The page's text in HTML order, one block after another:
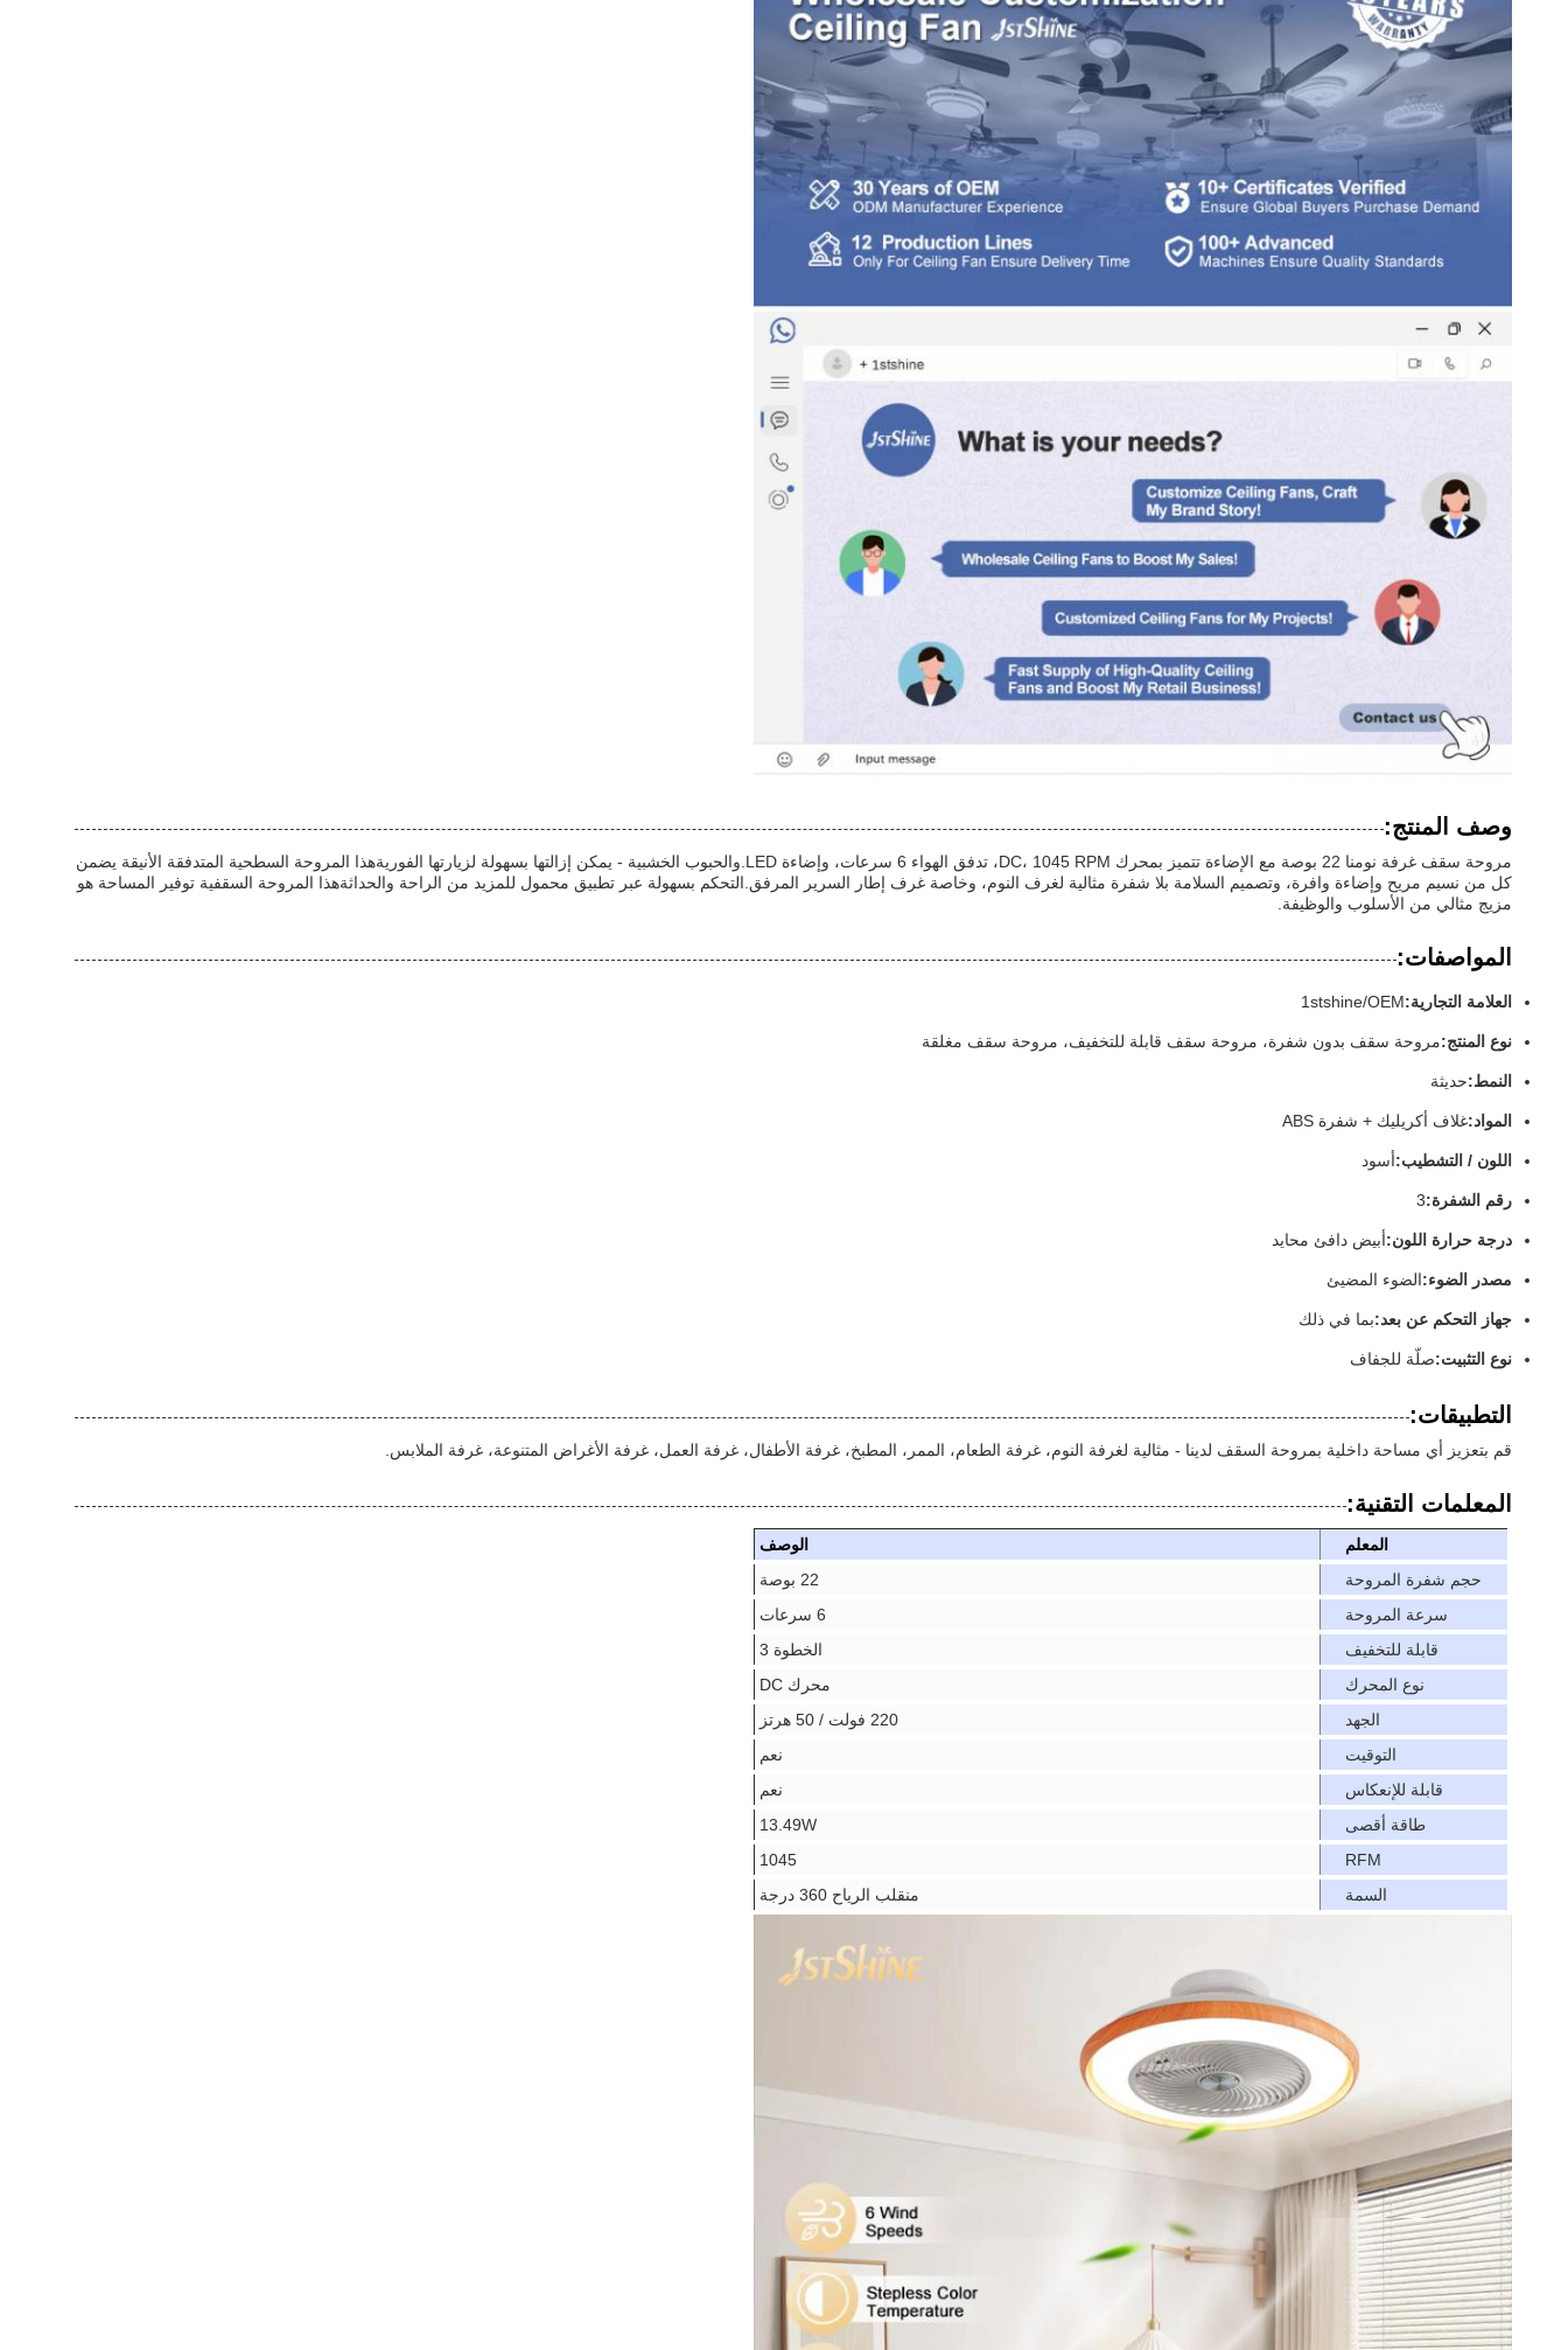
وصف المنتج:
مروحة سقف غرفة نومنا 22 بوصة مع الإضاءة تتميز بمحرك DC، 1045 RPM، تدفق الهواء 6 سرعات، وإضاءة LED.والحبوب الخشبية - يمكن إزالتها بسهولة لزيارتها الفوريةهذا المروحة السطحية المتدفقة الأنيقة يضمن
كل من نسيم مريح وإضاءة وافرة، وتصميم السلامة بلا شفرة مثالية لغرف النوم، وخاصة غرف إطار السرير المرفق.التحكم بسهولة عبر تطبيق محمول للمزيد من الراحة والحداثةهذا المروحة السقفية توفير المساحة هو
مزيج مثالي من الأسلوب والوظيفة.
المواصفات:
العلامة التجارية:1stshine/OEM
نوع المنتج:مروحة سقف بدون شفرة، مروحة سقف قابلة للتخفيف، مروحة سقف مغلقة
النمط:حديثة
المواد:غلاف أكريليك + شفرة ABS
اللون / التشطيب:أسود
رقم الشفرة:3
درجة حرارة اللون:أبيض دافئ محايد
مصدر الضوء:الضوء المضيئ
جهاز التحكم عن بعد:بما في ذلك
نوع التثبيت:صلّة للجفاف
التطبيقات:
قم بتعزيز أي مساحة داخلية بمروحة السقف لدينا - مثالية لغرفة النوم، غرفة الطعام، الممر، المطبخ، غرفة الأطفال، غرفة العمل، غرفة الأغراض المتنوعة، غرفة الملابس.
المعلمات التقنية:
المعلم
الوصف
حجم شفرة المروحة
22 بوصة
سرعة المروحة
6 سرعات
قابلة للتخفيف
الخطوة 3
نوع المحرك
محرك DC
الجهد
220 فولت / 50 هرتز
التوقيت
نعم
قابلة للإنعكاس
نعم
طاقة أقصى
13.49W
RFM
1045
السمة
منقلب الرياح 360 درجة